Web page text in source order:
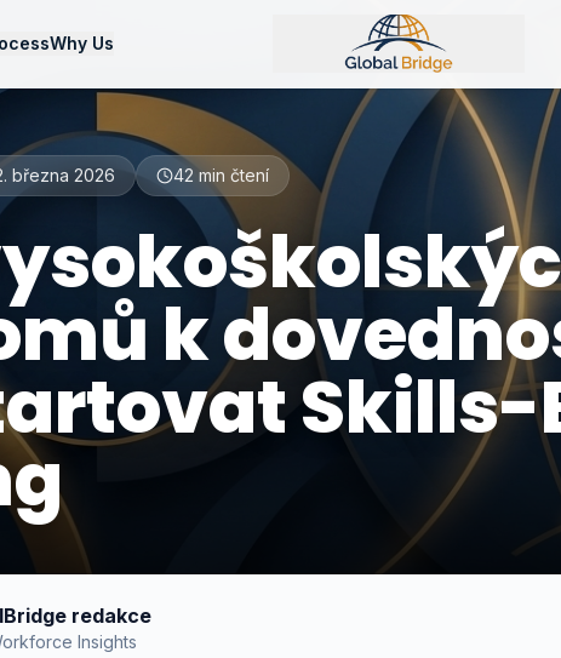
Why Us
Global Bridge Logo
března 2026 42 min čtení
k
Skills-
redakce
Insights